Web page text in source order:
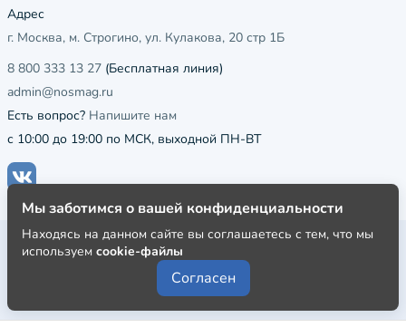
Адрес
г. Москва, м. Строгино, ул. Кулакова, 20 стр 1Б
8 800 333 13 27 (Бесплатная линия)
admin@nosmag.ru
Есть вопрос? Напишите нам
с 10:00 до 19:00 по МСК, выходной ПН-ВТ
Публичная оферта
Пользовательское соглашение
Политика конфиденциальности
Мы заботимся о вашей конфиденциальности
Находясь на данном сайте вы соглашаетесь с тем, что мы
используем cookie-файлы
Согласен